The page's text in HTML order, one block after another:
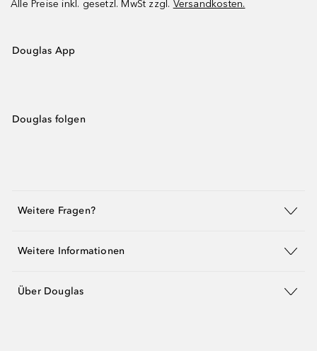
Alle Preise inkl. gesetzl. MwSt zzgl. Versandkosten.
Douglas App
Douglas folgen
Weitere Fragen?
Weitere Informationen
Über Douglas